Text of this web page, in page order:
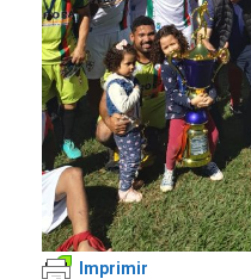
Imprimir